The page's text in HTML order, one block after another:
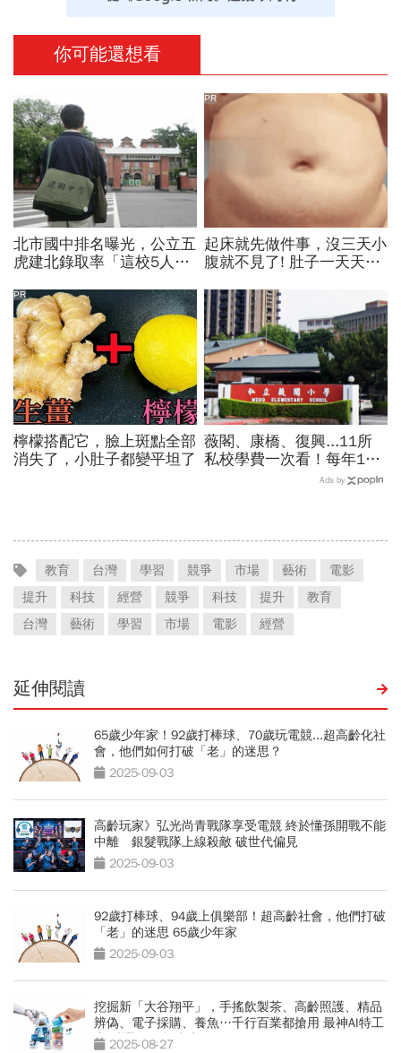
你可能還想看
北市國中排名曝光，公立五
虎建北錄取率「這校5人就
成績單背後的代價有多大
起床就先做件事，沒三天小
腹就不見了! 肚子一天天變
PR
檸檬搭配它，臉上斑點全部
消失了，小肚子都變平坦了
PR
薇閣、康橋、復興...11所
私校學費一次看！每年100
萬值得嗎？專家教你如何籌
Ads by
教育 台灣 學習 競爭 市場 藝術
電影
提升
科技 經營 競爭 科技 提升
教育
台灣
藝術 學習 市場 電影 經營
延伸閱讀
65歲少年家！92歲打棒球、70歲玩電競...超高齡化社
會，他們如何打破「老」的迷思？
2025-09-03
高齡玩家》弘光尚青戰隊享受電競 終於懂孫開戰不能
中離 銀髮戰隊上線殺敵 破世代偏見
2025-09-03
92歲打棒球、94歲上俱樂部！超高齡社會，他們打破
「老」的迷思 65歲少年家
2025-09-03
挖掘新「大谷翔平」，手搖飲製茶、高齡照護、精品
辨偽、電子採購、養魚…千行百業都搶用 最神AI特工
隊 精選60個超夯應用
2025-08-27